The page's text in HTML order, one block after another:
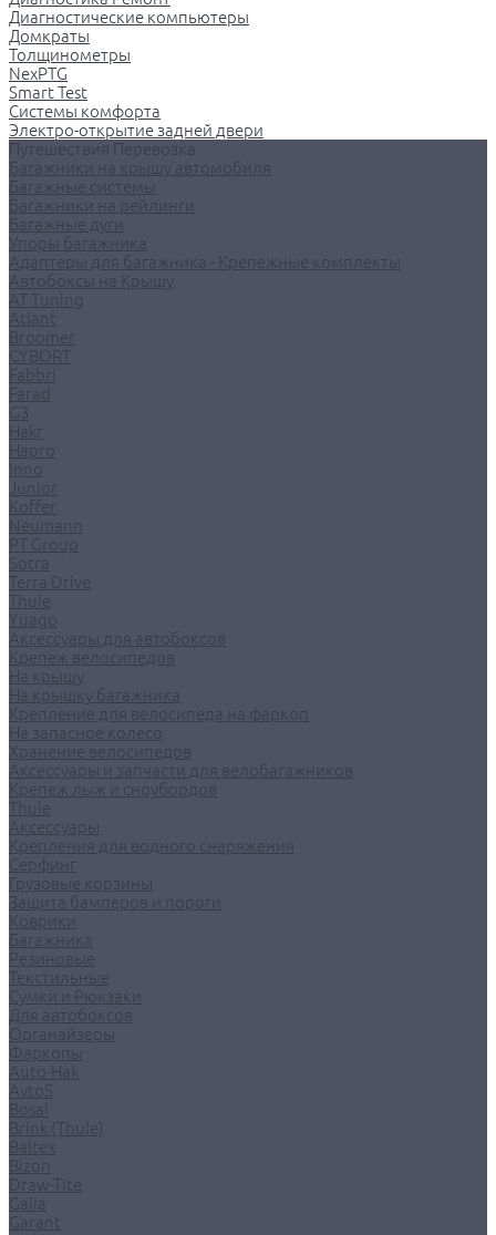
Диагностические компьютеры
Домкраты
Толщинометры
NexPTG
Smart Test
Системы комфорта
Электро-открытие задней двери
Путешествия Перевозка
Багажники на крышу автомобиля
Багажные системы
Багажники на рейлинги
Багажные дуги
Упоры багажника
Адаптеры для багажника - Крепежные комплекты
Автобоксы на Крышу
AT Tuning
Atlant
Broomer
CYBORT
Fabbri
Farad
G3
Hakr
Hapro
Inno
Junior
Koffer
Neumann
PT Group
Sotra
Terra Drive
Thule
Yuago
Аксессуары для автобоксов
Крепеж велосипедов
На крышу
На крышку багажника
Крепление для велосипеда на фаркоп
На запасное колесо
Хранение велосипедов
Аксессуары и запчасти для велобагажников
Крепеж лыж и сноубордов
Thule
Аксессуары
Крепления для водного снаряжения
Серфинг
Грузовые корзины
Защита бамперов и пороги
Коврики
Багажника
Резиновые
Текстильные
Сумки и Рюкзаки
Для автобоксов
Органайзеры
Фаркопы
Auto-Hak
AvtoS
Bosal
Brink (Thule)
Baltex
Bizon
Draw-Tite
Galia
Garant